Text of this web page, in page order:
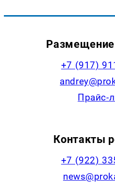
+7 (917)
Прайс-
Контакты
+7 (922)